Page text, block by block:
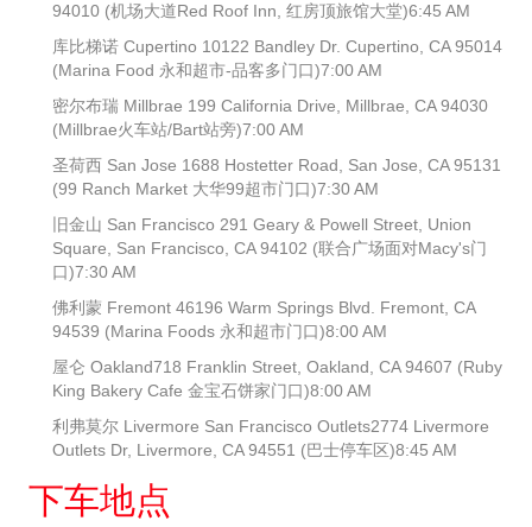
94010 (机场大道Red Roof Inn, 红房顶旅馆大堂)6:45 AM
库比梯诺 Cupertino 10122 Bandley Dr. Cupertino, CA 95014
(Marina Food 永和超市-品客多门口)7:00 AM
密尔布瑞 Millbrae 199 California Drive, Millbrae, CA 94030
(Millbrae火车站/Bart站旁)7:00 AM
圣荷西 San Jose 1688 Hostetter Road, San Jose, CA 95131
(99 Ranch Market 大华99超市门口)7:30 AM
旧金山 San Francisco 291 Geary & Powell Street, Union
Square, San Francisco, CA 94102 (联合广场面对Macy's门
口)7:30 AM
佛利蒙 Fremont 46196 Warm Springs Blvd. Fremont, CA
94539 (Marina Foods 永和超市门口)8:00 AM
屋仑 Oakland718 Franklin Street, Oakland, CA 94607 (Ruby
King Bakery Cafe 金宝石饼家门口)8:00 AM
利弗莫尔 Livermore San Francisco Outlets2774 Livermore
Outlets Dr, Livermore, CA 94551 (巴士停车区)8:45 AM
下车地点